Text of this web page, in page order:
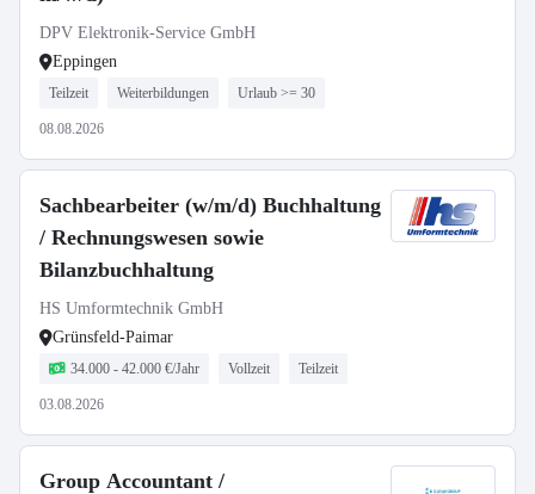
DPV Elektronik-Service GmbH
Eppingen
Teilzeit Weiterbildungen Urlaub >= 30
08.08.2026
Sachbearbeiter (w/m/d) Buchhaltung
/ Rechnungswesen sowie
Bilanzbuchhaltung
HS Umformtechnik GmbH
Grünsfeld-Paimar
34.000 - 42.000 €/Jahr Vollzeit Teilzeit
03.08.2026
Group Accountant /